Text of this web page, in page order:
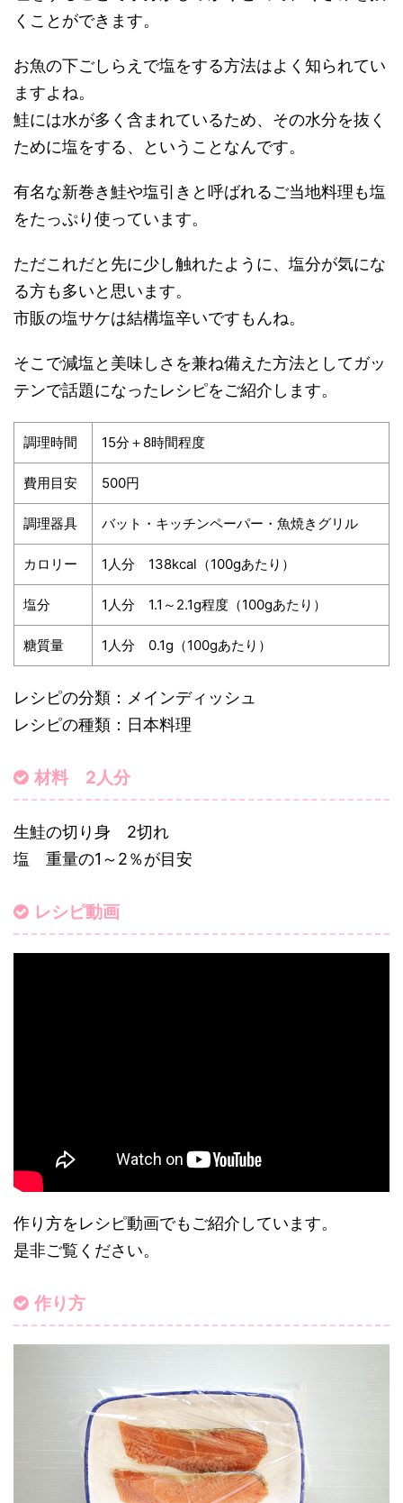
くことができます。
お魚の下ごしらえで塩をする方法はよく知られてい
ますよね。
鮭には水が多く含まれているため、その水分を抜く
ために塩をする、ということなんです。
有名な新巻き鮭や塩引きと呼ばれるご当地料理も塩
をたっぷり使っています。
ただこれだと先に少し触れたように、塩分が気にな
る方も多いと思います。
市販の塩サケは結構塩辛いですもんね。
そこで減塩と美味しさを兼ね備えた方法としてガッ
テンで話題になったレシピをご紹介します。
調理時間 15分＋8時間程度
費用目安 500円
調理器具 バット・キッチンペーパー・魚焼きグリル
カロリー 1人分 138kcal（100gあたり）
塩分 1人分 1.1～2.1g程度（100gあたり）
糖質量 1人分 0.1g（100gあたり）
レシピの分類：メインディッシュ
レシピの種類：日本料理
材料 2人分
生鮭の切り身 2切れ
塩 重量の1～2％が目安
レシピ動画
作り方をレシピ動画でもご紹介しています。
是非ご覧ください。
作り方